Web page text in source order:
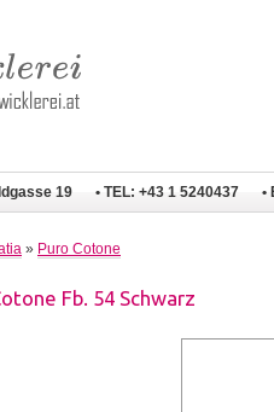
19 • TEL: +43 1 5240437 •
» Puro Cotone
Fb. 54 Schwarz